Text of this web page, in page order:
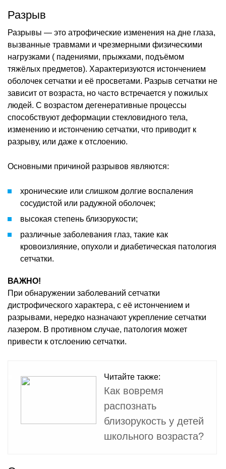
Разрыв
Разрывы — это атрофические изменения на дне глаза,
вызванные травмами и чрезмерными физическими
нагрузками ( падениями, прыжками, подъёмом
тяжёлых предметов). Характеризуются истончением
оболочек сетчатки и её просветами. Разрыв сетчатки не
зависит от возраста, но часто встречается у пожилых
людей. С возрастом дегенеративные процессы
способствуют деформации стекловидного тела,
изменению и истончению сетчатки, что приводит к
разрыву, или даже к отслоению.
Основными причиной разрывов являются:
хронические или слишком долгие воспаления
сосудистой или радужной оболочек;
высокая степень близорукости;
различные заболевания глаз, такие как
кровоизлияние, опухоли и диабетическая патология
сетчатки.
ВАЖНО!
При обнаружении заболеваний сетчатки
дистрофического характера, с её истончением и
разрывами, нередко назначают укрепление сетчатки
лазером. В противном случае, патология может
привести к отслоению сетчатки.
Читайте также:
Как вовремя
распознать
близорукость у детей
школьного возраста?